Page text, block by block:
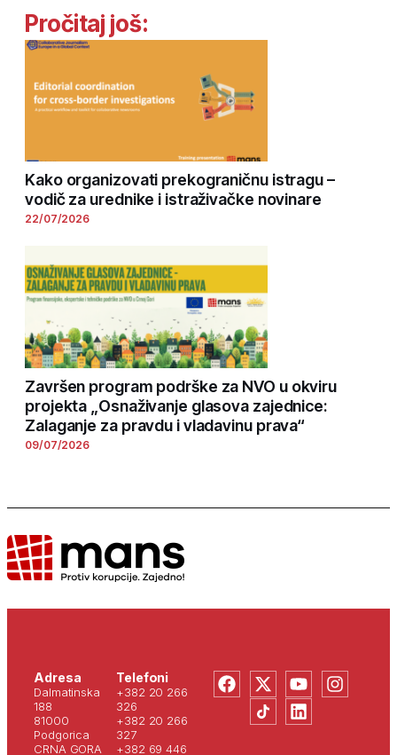
Pročitaj još:
Kako organizovati prekograničnu istragu –
vodič za urednike i istraživačke novinare
22/07/2026
Završen program podrške za NVO u okviru
projekta „Osnaživanje glasova zajednice:
Zalaganje za pravdu i vladavinu prava“
09/07/2026
Adresa
Dalmatinska
188
81000
Podgorica
CRNA GORA
Telefoni
+382 20 266
326
+382 20 266
327
+382 69 446